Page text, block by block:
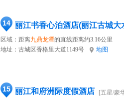
14 丽江书香心泊酒店(丽江古城大
区域：距离九鼎龙潭的直线距离约3.16公里
地址： 古城区香格里大道1149号 地图
15 丽江和府洲际度假酒店
[五星/豪